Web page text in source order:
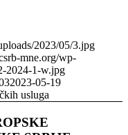
2023/05/3.jpg
mne.org/wp-
2024-1-w.jpg
2023-05-19
usluga